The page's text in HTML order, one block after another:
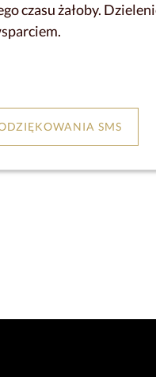
czasu żałoby.
SMS